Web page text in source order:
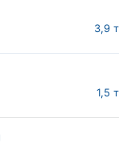
3,9
1,5